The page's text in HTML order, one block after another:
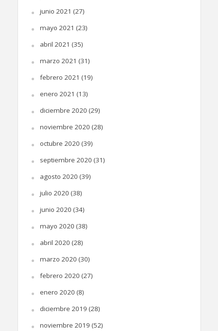
junio 2021 (27)
mayo 2021 (23)
abril 2021 (35)
marzo 2021 (31)
febrero 2021 (19)
enero 2021 (13)
diciembre 2020 (29)
noviembre 2020 (28)
octubre 2020 (39)
septiembre 2020 (31)
agosto 2020 (39)
julio 2020 (38)
junio 2020 (34)
mayo 2020 (38)
abril 2020 (28)
marzo 2020 (30)
febrero 2020 (27)
enero 2020 (8)
diciembre 2019 (28)
noviembre 2019 (52)